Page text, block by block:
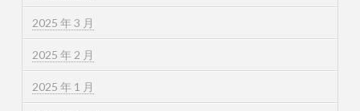
2025 年 3 月
2025 年 2 月
2025 年 1 月